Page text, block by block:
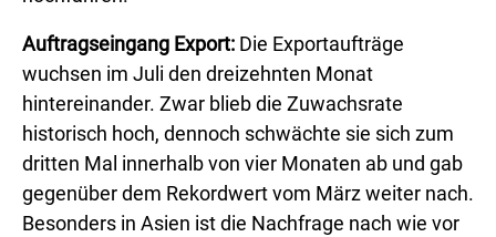
Auftragseingang Export: Die Exportaufträge
wuchsen im Juli den dreizehnten Monat
hintereinander. Zwar blieb die Zuwachsrate
historisch hoch, dennoch schwächte sie sich zum
dritten Mal innerhalb von vier Monaten ab und gab
gegenüber dem Rekordwert vom März weiter nach.
Besonders in Asien ist die Nachfrage nach wie vor